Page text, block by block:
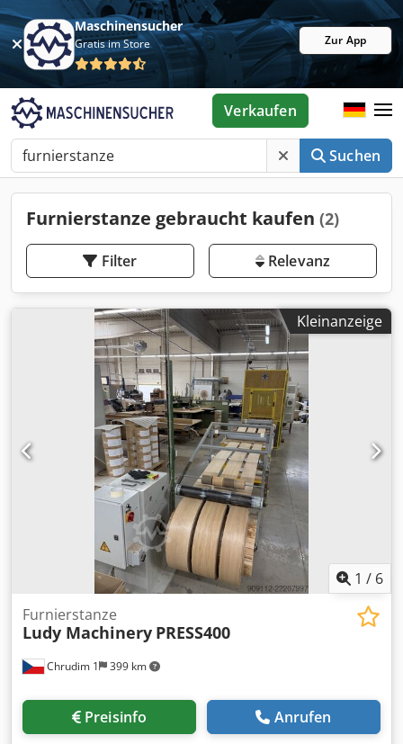
Maschinensucher
Gratis im Store Zur App
Suchen
Verkaufen
Furnierstanze gebraucht kaufen (2)
Filter Relevanz
Kleinanzeige
1 / 6
Chrudim 1 399 km
Furnierstanze
Ludy Machinery PRESS400
Preisinfo Anrufen